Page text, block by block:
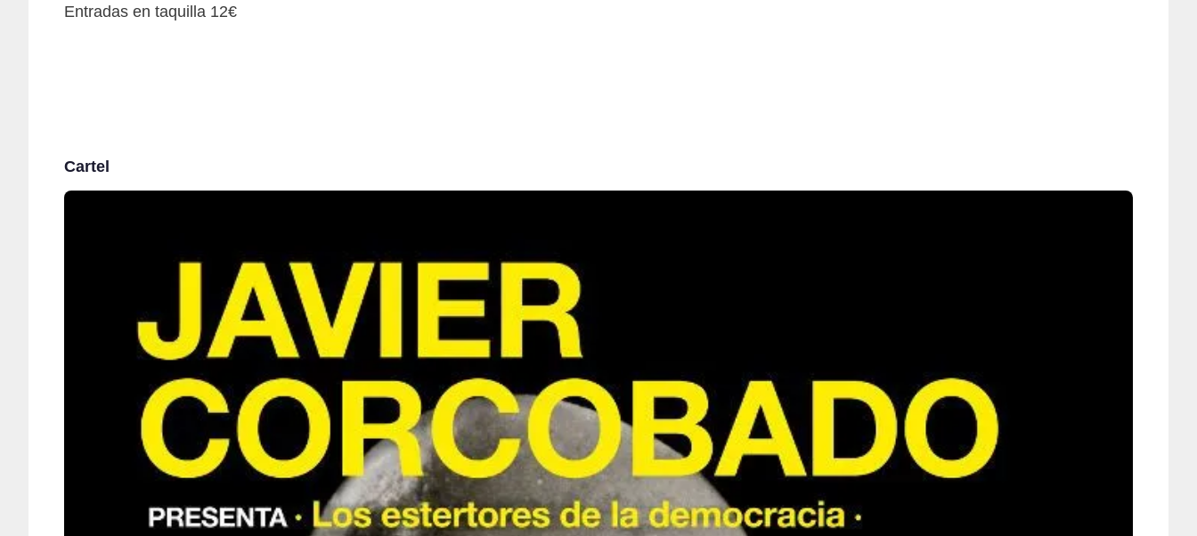
Entradas en taquilla 12€
Cartel